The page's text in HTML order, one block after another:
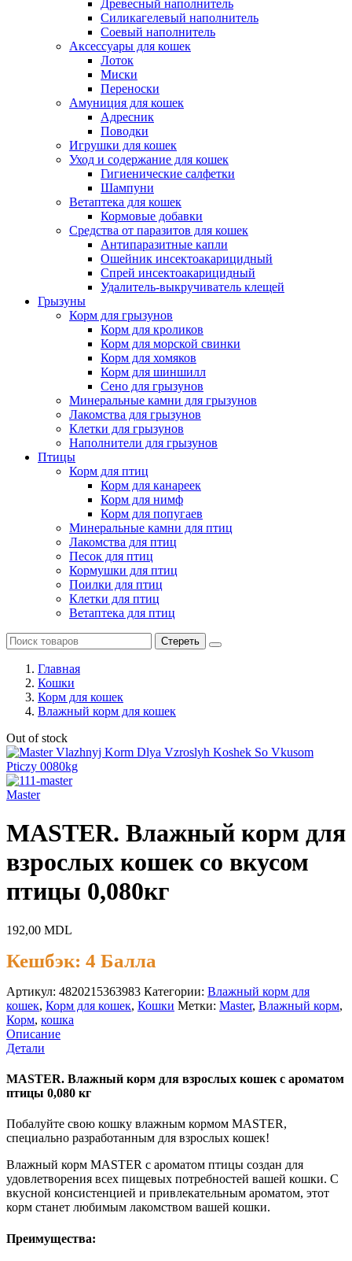
Древесный наполнитель
Силикагелевый наполнитель
Соевый наполнитель
Аксессуары для кошек
Лоток
Миски
Переноски
Амуниция для кошек
Адресник
Поводки
Игрушки для кошек
Уход и содержание для кошек
Гигиенические салфетки
Шампуни
Ветаптека для кошек
Кормовые добавки
Средства от паразитов для кошек
Антипаразитные капли
Ошейник инсектоакарицидный
Спрей инсектоакарицидный
Удалитель-выкручиватель клещей
Грызуны
Корм для грызунов
Корм для кроликов
Корм для морской свинки
Корм для хомяков
Корм для шиншилл
Сено для грызунов
Минеральные камни для грызунов
Лакомства для грызунов
Клетки для грызунов
Наполнители для грызунов
Птицы
Корм для птиц
Корм для канареек
Корм для нимф
Корм для попугаев
Минеральные камни для птиц
Лакомства для птиц
Песок для птиц
Кормушки для птиц
Поилки для птиц
Клетки для птиц
Ветаптека для птиц
Стереть
Главная
Кошки
Корм для кошек
Влажный корм для кошек
Out of stock
Master
MASTER. Влажный корм для
взрослых кошек со вкусом
птицы 0,080кг
192,00 MDL
Кешбэк: 4 Балла
Артикул: 4820215363983 Категории: Влажный корм для
кошек, Корм для кошек, Кошки Метки: Master, Влажный корм,
Корм, кошка
Описание
Детали
MASTER. Влажный корм для взрослых кошек с ароматом
птицы 0,080 кг
Побалуйте свою кошку влажным кормом MASTER,
специально разработанным для взрослых кошек!
Влажный корм MASTER с ароматом птицы создан для
удовлетворения всех пищевых потребностей вашей кошки. С
вкусной консистенцией и привлекательным ароматом, этот
корм станет любимым лакомством вашей кошки.
Преимущества: